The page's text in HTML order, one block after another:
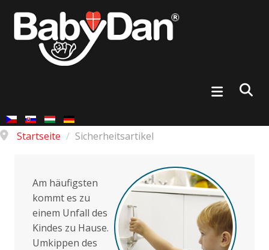
Startseite / Sicherheitsartikel
Am häufigsten
kommt es zu
einem Unfall des
Kindes zu Hause.
Umkippen des